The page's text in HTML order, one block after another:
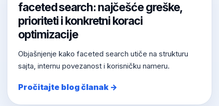
faceted search: najčešće greške,
prioriteti i konkretni koraci
optimizacije
Objašnjenje kako faceted search utiče na strukturu
sajta, internu povezanost i korisničku nameru.
Pročitajte blog članak →